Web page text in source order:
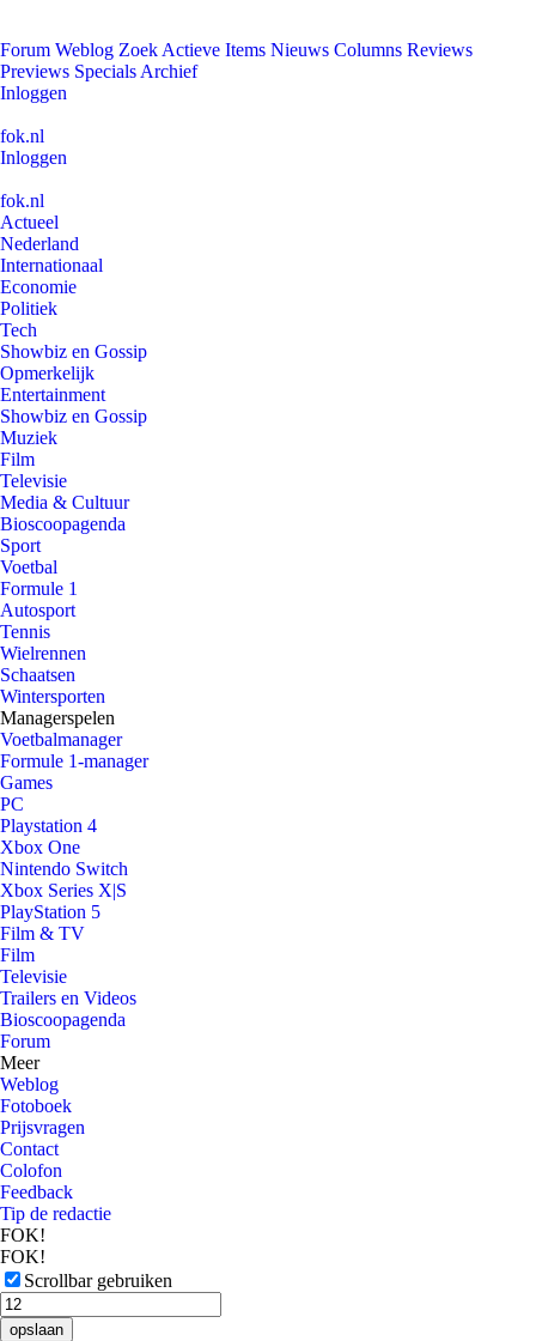
Forum Weblog Zoek Actieve Items Nieuws Columns Reviews
Previews Specials Archief
Inloggen
fok.nl
Inloggen
fok.nl
Actueel
Nederland
Internationaal
Economie
Politiek
Tech
Showbiz en Gossip
Opmerkelijk
Entertainment
Showbiz en Gossip
Muziek
Film
Televisie
Media & Cultuur
Bioscoopagenda
Sport
Voetbal
Formule 1
Autosport
Tennis
Wielrennen
Schaatsen
Wintersporten
Managerspelen
Voetbalmanager
Formule 1-manager
Games
PC
Playstation 4
Xbox One
Nintendo Switch
Xbox Series X|S
PlayStation 5
Film & TV
Film
Televisie
Trailers en Videos
Bioscoopagenda
Forum
Meer
Weblog
Fotoboek
Prijsvragen
Contact
Colofon
Feedback
Tip de redactie
FOK!
FOK!
Scrollbar gebruiken
opslaan